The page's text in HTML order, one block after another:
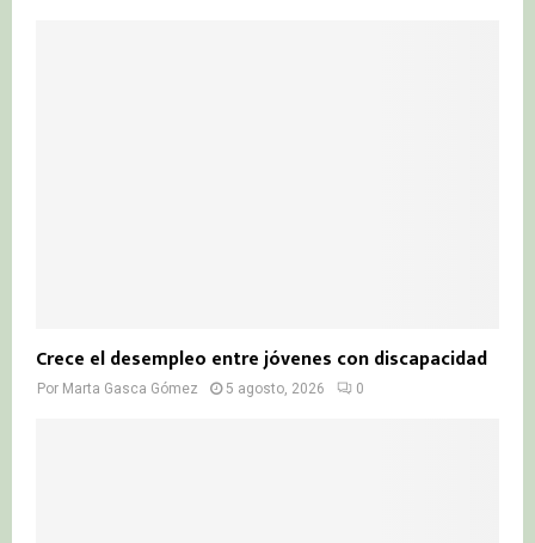
Crece el desempleo entre jóvenes con discapacidad
Por Marta Gasca Gómez 5 agosto, 2026 0